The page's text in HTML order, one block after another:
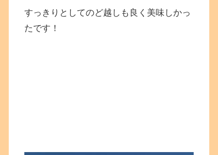
すっきりとしてのど越しも良く美味しかっ
たです！